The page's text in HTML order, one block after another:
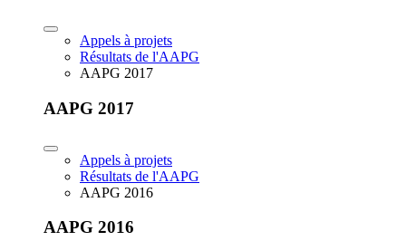
Appels à projets
Résultats de l'AAPG
AAPG 2017
AAPG 2017
Appels à projets
Résultats de l'AAPG
AAPG 2016
AAPG 2016